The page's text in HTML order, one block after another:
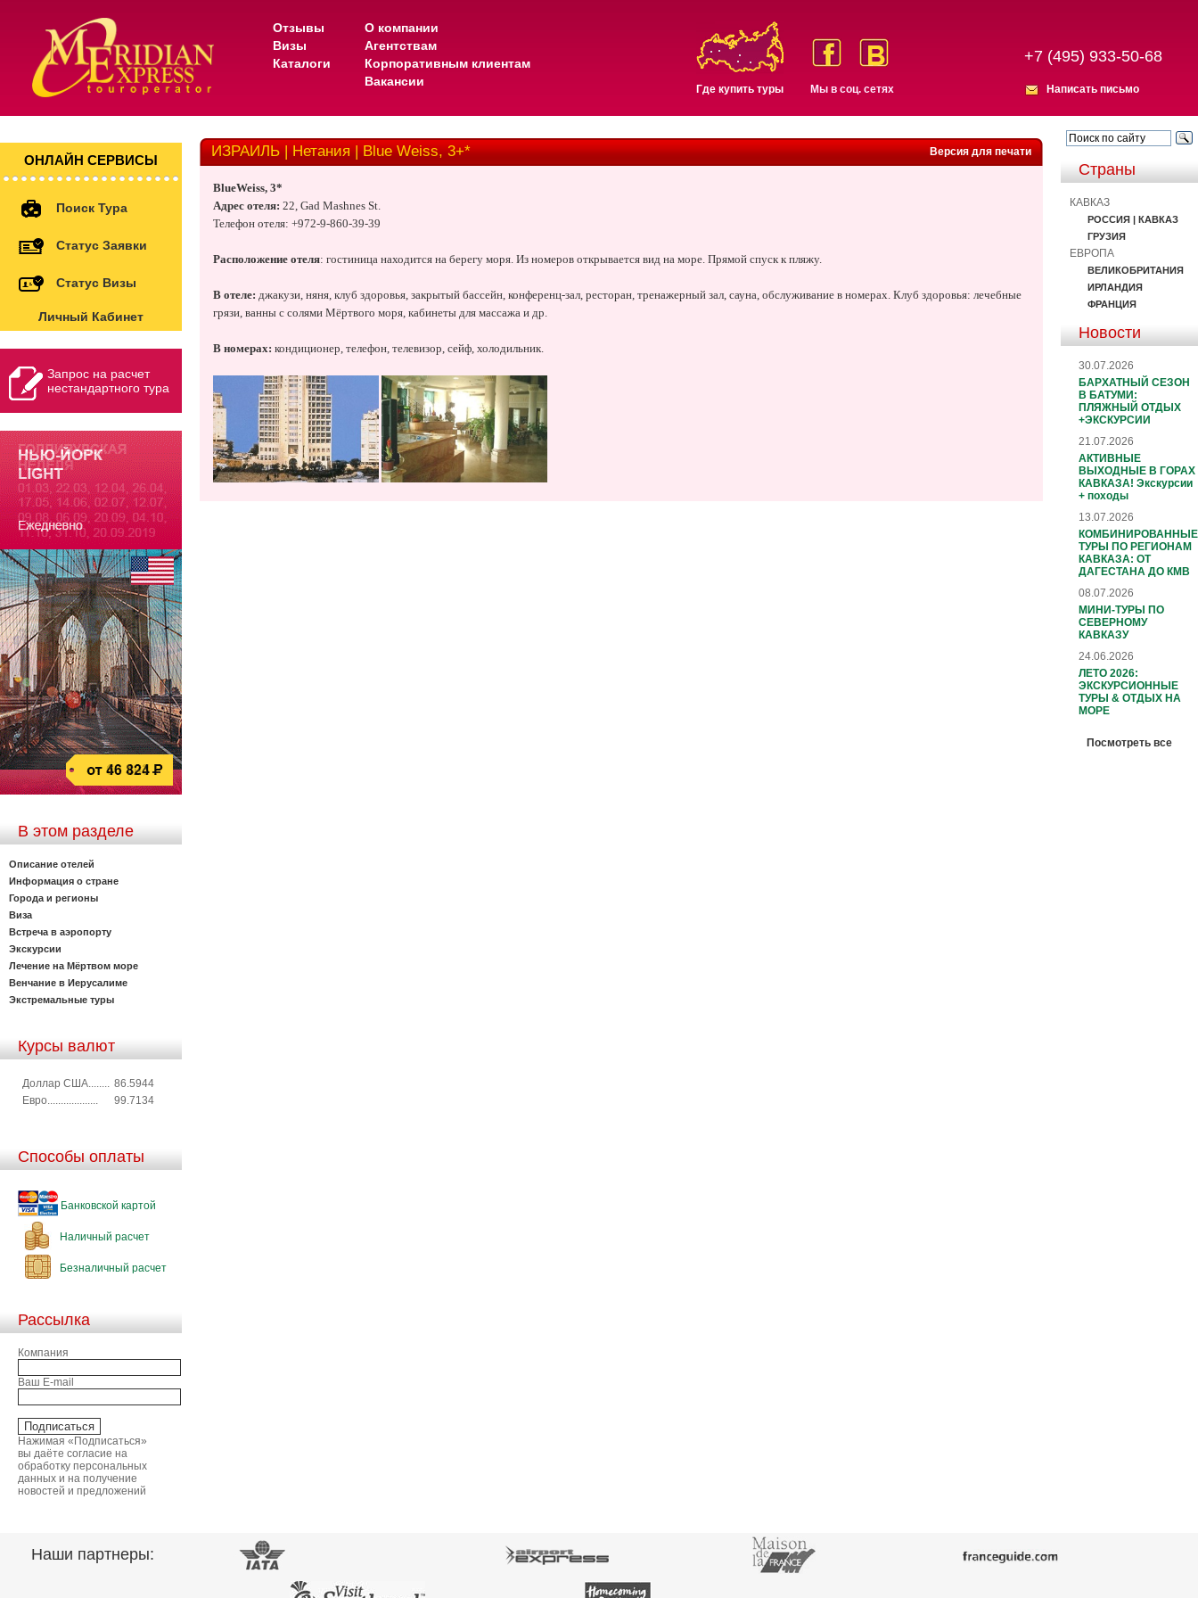
Отзывы
Визы
Каталоги
О компании
Агентствам
Корпоративным клиентам
Вакансии
Где купить туры Мы в соц. сетях
+7 (495) 933-50-68
Написать письмо
ОНЛАЙН СЕРВИСЫ
Поиск Тура
Статус Заявки
Статус Визы
Личный Кабинет
Запрос на расчет
нестандартного тура
В этом разделе
Описание отелей
Информация о стране
Города и регионы
Виза
Встреча в аэропорту
Экскурсии
Лечение на Мёртвом море
Венчание в Иерусалиме
Экстремальные туры
Курсы валют
Доллар США........ 86.5944
Евро...................
99.7134
Способы оплаты
Банковской картой
Наличный расчет
Безналичный расчет
Рассылка
Компания
Ваш E-mail
Нажимая «Подписаться»
вы даёте согласие на
обработку персональных
данных и на получение
новостей и предложений
Версия для печати
ИЗРАИЛЬ | Нетания | Blue Weiss, 3+*
BlueWeiss, 3*
Адрес отеля: 22, Gad Mashnes St.
Телефон отеля: +972-9-860-39-39
Расположение отеля: гостиница находится на берегу моря. Из номеров открывается вид на море. Прямой спуск к пляжу.
В отеле: джакузи, няня, клуб здоровья, закрытый бассейн, конференц-зал, ресторан, тренажерный зал, сауна, обслуживание в номерах. Клуб здоровья: лечебные
грязи, ванны с солями Мёртвого моря, кабинеты для массажа и др.
В номерах: кондиционер, телефон, телевизор, сейф, холодильник.
Страны
КАВКАЗ
РОССИЯ | КАВКАЗ
ГРУЗИЯ
ЕВРОПА
ВЕЛИКОБРИТАНИЯ
ИРЛАНДИЯ
ФРАНЦИЯ
Новости
30.07.2026
БАРХАТНЫЙ СЕЗОН
В БАТУМИ:
ПЛЯЖНЫЙ ОТДЫХ
+ЭКСКУРСИИ
21.07.2026
АКТИВНЫЕ
ВЫХОДНЫЕ В ГОРАХ
КАВКАЗА! Экскурсии
+ походы
13.07.2026
КОМБИНИРОВАННЫЕ
ТУРЫ ПО РЕГИОНАМ
КАВКАЗА: ОТ
ДАГЕСТАНА ДО КМВ
08.07.2026
МИНИ-ТУРЫ ПО
СЕВЕРНОМУ
КАВКАЗУ
24.06.2026
ЛЕТО 2026:
ЭКСКУРСИОННЫЕ
ТУРЫ & ОТДЫХ НА
МОРЕ
Посмотреть все
Наши партнеры: